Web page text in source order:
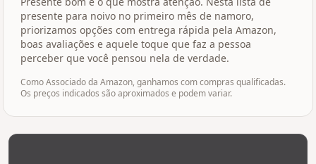
presente para noivo no primeiro mês de namoro,
priorizamos opções com entrega rápida pela Amazon,
boas avaliações e aquele toque que faz a pessoa
perceber que você pensou nela de verdade.
Como Associado da Amazon, ganhamos com compras qualificadas.
Os preços indicados são aproximados e podem variar.